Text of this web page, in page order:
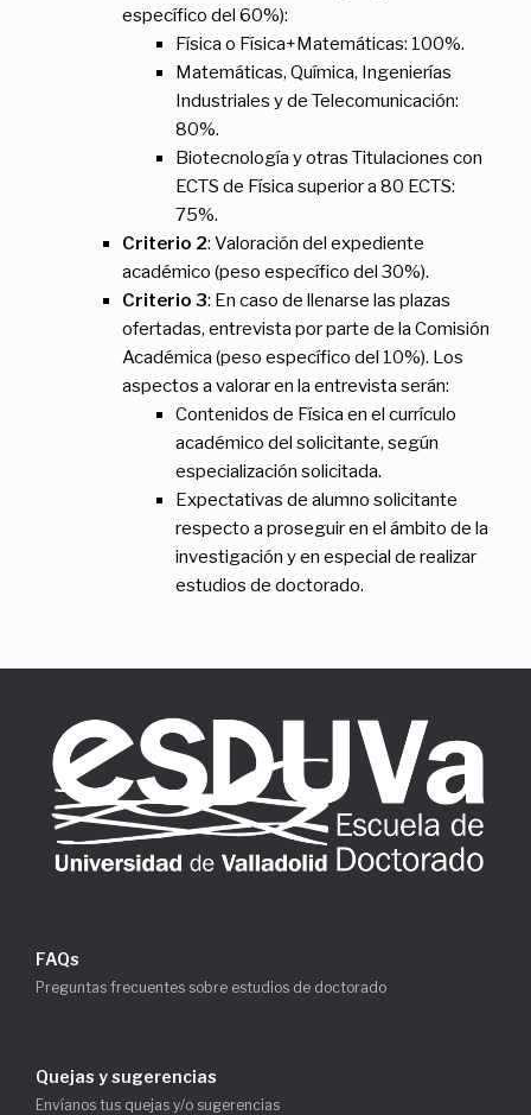
específico del 60%):
Física o Física+Matemáticas: 100%.
Matemáticas, Química, Ingenierías
Industriales y de Telecomunicación:
80%.
Biotecnología y otras Titulaciones con
ECTS de Física superior a 80 ECTS:
75%.
Criterio 2: Valoración del expediente
académico (peso específico del 30%).
Criterio 3: En caso de llenarse las plazas
ofertadas, entrevista por parte de la Comisión
Académica (peso específico del 10%). Los
aspectos a valorar en la entrevista serán:
Contenidos de Física en el currículo
académico del solicitante, según
especialización solicitada.
Expectativas de alumno solicitante
respecto a proseguir en el ámbito de la
investigación y en especial de realizar
estudios de doctorado.
FAQs
Preguntas frecuentes sobre estudios de doctorado
Quejas y sugerencias
Envíanos tus quejas y/o sugerencias